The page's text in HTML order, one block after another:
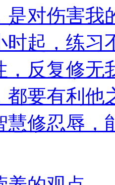
是对伤害我
时起，练习
，反复修无
都要有利他
慧修忍辱，